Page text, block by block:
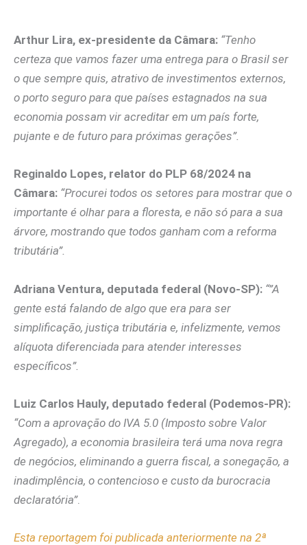
Arthur Lira, ex-presidente da Câmara: “Tenho
certeza que vamos fazer uma entrega para o Brasil ser
o que sempre quis, atrativo de investimentos externos,
o porto seguro para que países estagnados na sua
economia possam vir acreditar em um país forte,
pujante e de futuro para próximas gerações”.
Reginaldo Lopes, relator do PLP 68/2024 na
Câmara: “Procurei todos os setores para mostrar que o
importante é olhar para a floresta, e não só para a sua
árvore, mostrando que todos ganham com a reforma
tributária”.
Adriana Ventura, deputada federal (Novo-SP): “”A
gente está falando de algo que era para ser
simplificação, justiça tributária e, infelizmente, vemos
alíquota diferenciada para atender interesses
específicos”.
Luiz Carlos Hauly, deputado federal (Podemos-PR):
“Com a aprovação do IVA 5.0 (Imposto sobre Valor
Agregado), a economia brasileira terá uma nova regra
de negócios, eliminando a guerra fiscal, a sonegação, a
inadimplência, o contencioso e custo da burocracia
declaratória”.
Esta reportagem foi publicada anteriormente na 2ª